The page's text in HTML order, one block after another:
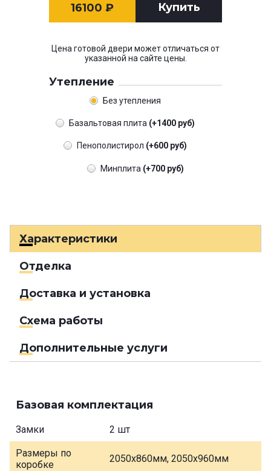
16100 ₽ Купить
Цена готовой двери может отличаться от
указанной на сайте цены.
Утепление
Без утепления
Базальтовая плита (+1400 руб)
Пенополистирол (+600 руб)
Минплита (+700 руб)
Характеристики
Отделка
Доставка и установка
Схема работы
Дополнительные услуги
Базовая комплектация
Замки 2 шт
Размеры по
коробке
2050х860мм, 2050х960мм